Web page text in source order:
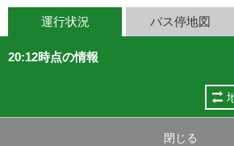
運行状況 バス停地図
20:12時点の情報
閉じる